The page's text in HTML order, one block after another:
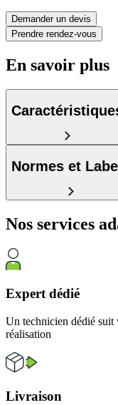
Demander un devis
Prendre rendez-vous
En savoir plus
Normes et
Nos services
Expert dédié
Un technicien dédié suit
réalisation
Livraison